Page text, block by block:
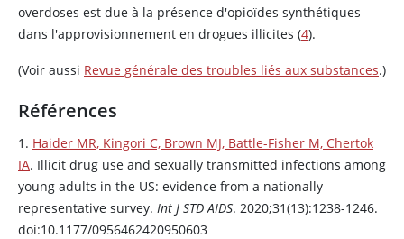
overdoses est due à la présence d'opioïdes synthétiques
dans l'approvisionnement en drogues illicites (4).
(Voir aussi Revue générale des troubles liés aux substances.)
Références
1. Haider MR, Kingori C, Brown MJ, Battle-Fisher M, Chertok
IA. Illicit drug use and sexually transmitted infections among
young adults in the US: evidence from a nationally
representative survey. Int J STD AIDS. 2020;31(13):1238-1246.
doi:10.1177/0956462420950603